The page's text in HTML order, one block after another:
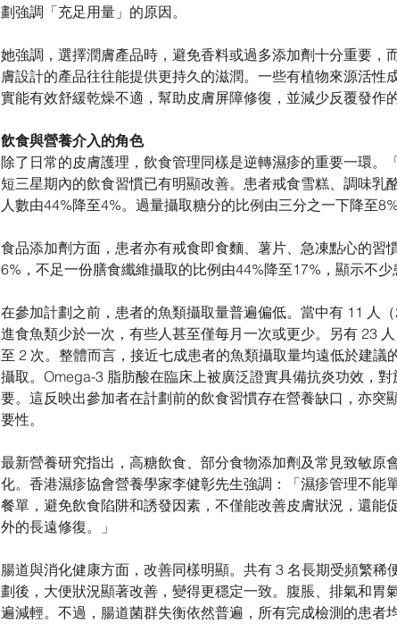
劃強調「充足用量」的原因。
她強調，選擇潤膚產品時，避免香料或過多添加劑十分重要，
膚設計的產品往往能提供更持久的滋潤。一些有植物來源活性
實能有效舒緩乾燥不適，幫助皮膚屏障修復，並減少反覆發作的
飲食與營養介入的角色
除了日常的皮膚護理，飲食管理同樣是逆轉濕疹的重要一環。
短三星期內的飲食習慣已有明顯改善。患者戒食雪糕、調味乳
人數由44%降至4%。過量攝取糖分的比例由三分之一下降至
食品添加劑方面，患者亦有戒食即食麵、薯片、急凍點心的習
6%，不足一份膳食纖維攝取的比例由44%降至17%，顯示不少
在參加計劃之前，患者的魚類攝取量普遍偏低。當中有 11 人
進食魚類少於一次，有些人甚至僅每月一次或更少。另有 23
至 2 次。整體而言，接近七成患者的魚類攝取量均遠低於建議
攝取。Omega-3 脂肪酸在臨床上被廣泛證實具備抗炎功效，
要。這反映出參加者在計劃前的飲食習慣存在營養缺口，亦突
要性。
最新營養研究指出，高糖飲食、部分食物添加劑及常見致敏原
化。香港濕疹協會營養學家李健彰先生強調：「濕疹管理不能
餐單，避免飲食陷阱和誘發因素，不僅能改善皮膚狀況，還能
外的長遠修復。」
腸道與消化健康方面，改善同樣明顯。共有 3 名長期受頻繁稀
劃後，大便狀況顯著改善，變得更穩定一致。腹脹、排氣和胃
遍減輕。不過，腸道菌群失衡依然普遍，所有完成檢測的患者